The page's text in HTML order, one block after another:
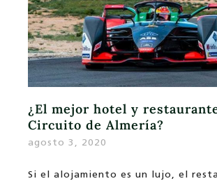
¿El mejor hotel y
Circuito de Almería?
agosto 3, 2020
Si el alojamiento es un lujo, el